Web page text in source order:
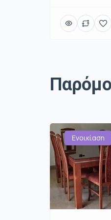
Ενοικίαση